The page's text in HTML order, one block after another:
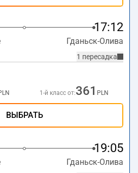
17:12
Гданьск-Олива
1 пересадка
1-й класс от:361 PLN
ВЫБРАТЬ
19:05
Гданьск-Олива